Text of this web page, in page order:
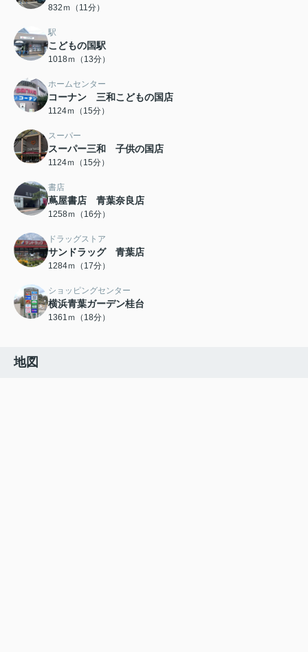
832ｍ（11分）
駅
こどもの国駅
1018ｍ（13分）
ホームセンター
コーナン 三和こどもの国店
1124ｍ（15分）
スーパー
スーパー三和 子供の国店
1124ｍ（15分）
書店
蔦屋書店 青葉奈良店
1258ｍ（16分）
ドラッグストア
サンドラッグ 青葉店
1284ｍ（17分）
ショッピングセンター
横浜青葉ガーデン桂台
1361ｍ（18分）
地図